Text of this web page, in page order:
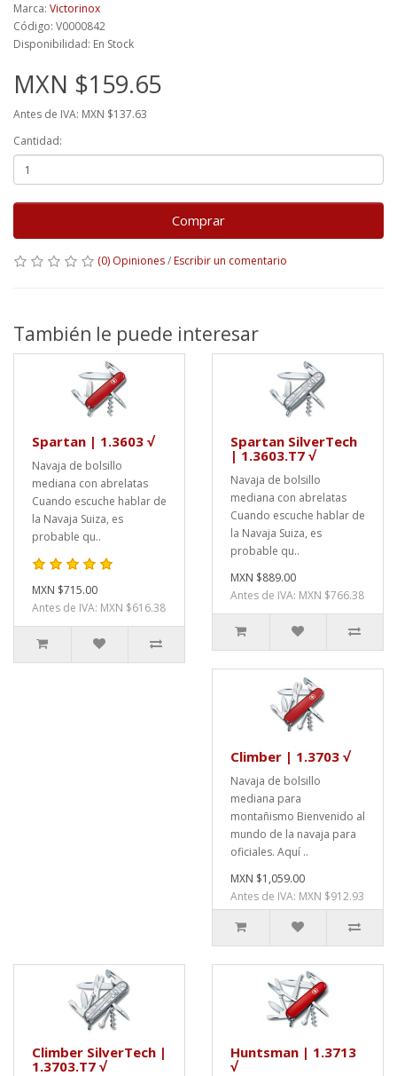
Marca: Victorinox
Código: V0000842
Disponibilidad: En Stock
MXN $159.65
Antes de IVA: MXN $137.63
Cantidad:
Comprar
(0) Opiniones/ Escribir un comentario
También le puede interesar
Spartan | 1.3603 √
Navaja de bolsillo
mediana con abrelatas
Cuando escuche hablar de
la Navaja Suiza, es
probable qu..
MXN $715.00
Antes de IVA: MXN $616.38
Spartan SilverTech
| 1.3603.T7 √
Navaja de bolsillo
mediana con abrelatas
Cuando escuche hablar de
la Navaja Suiza, es
probable qu..
MXN $889.00
Antes de IVA: MXN $766.38
Climber | 1.3703 √
Navaja de bolsillo
mediana para
montañismo Bienvenido al
mundo de la navaja para
oficiales. Aquí ..
MXN $1,059.00
Antes de IVA: MXN $912.93
Climber SilverTech |
1.3703.T7 √
Huntsman | 1.3713
√